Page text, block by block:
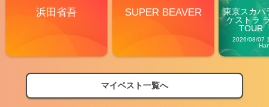
浜田省吾 SUPER BEAVER
東京スカパ
ケストラ
TOUR
2026/08/07
マイベスト一覧へ
【フェス特集2026】フェス情報はここから！